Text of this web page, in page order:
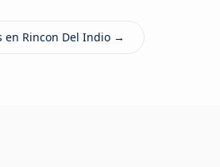
en Rincon Del Indio →